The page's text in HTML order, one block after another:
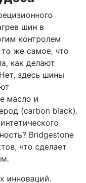
шин в
контролем
же самое, что
как делают
здесь шины
масло и
(carbon black).
Bridgestone
что сделает
инноваций.